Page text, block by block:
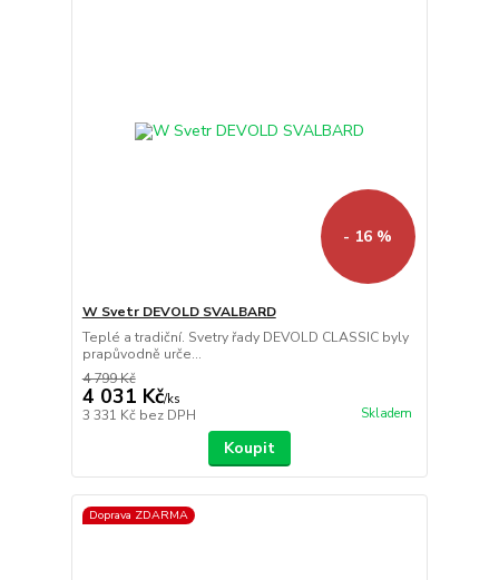
- 16 %
W Svetr DEVOLD SVALBARD
Teplé a tradiční. Svetry řady DEVOLD CLASSIC byly
prapůvodně urče...
4 799 Kč
4 031 Kč/ks
3 331 Kč bez DPH Skladem
Koupit
Doprava ZDARMA